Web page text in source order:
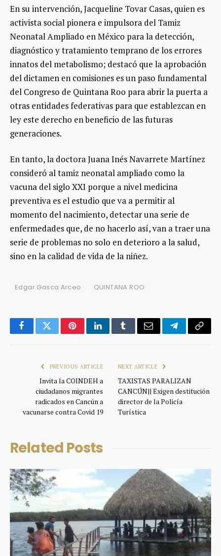
En su intervención, Jacqueline Tovar Casas, quien es
activista social pionera e impulsora del Tamiz
Neonatal Ampliado en México para la detección,
diagnóstico y tratamiento temprano de los errores
innatos del metabolismo; destacó que la aprobación
del dictamen en comisiones es un paso fundamental
del Congreso de Quintana Roo para abrir la puerta a
otras entidades federativas para que establezcan en
ley este derecho en beneficio de las futuras
generaciones.
En tanto, la doctora Juana Inés Navarrete Martínez
consideró al tamiz neonatal ampliado como la
vacuna del siglo XXI porque a nivel medicina
preventiva es el estudio que va a permitir al
momento del nacimiento, detectar una serie de
enfermedades que, de no hacerlo así, van a traer una
serie de problemas no solo en deterioro a la salud,
sino en la calidad de vida de la niñez.
Edgar Gasca Arceo QUINTANA ROO
FacebookTwitterPinterestLinkedInTumblrEmail TelegramCopy
PREVIOUS ARTICLE
Invita la COINDEH a
ciudadanos migrantes
radicados en Cancún a
vacunarse contra Covid 19
NEXT ARTICLE
TAXISTAS PARALIZAN
CANCÚN|| Exigen destitución
director de la Policía
Turística
Related Posts